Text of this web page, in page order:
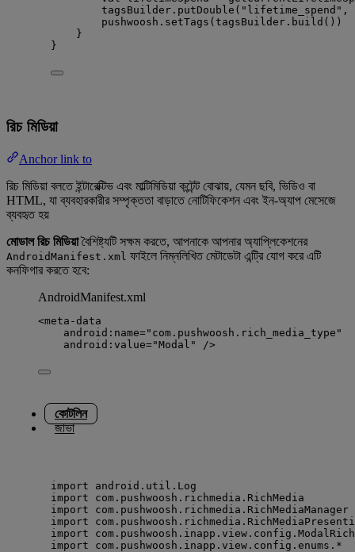
tagsBuilder. putDouble ( "lifetime_spend" ,
pushwoosh. setTags (tagsBuilder. build ())
}
}
রিচ মিডিয়া
Anchor link to
রিচ মিডিয়া বলতে ইন্টারেক্টিভ এবং মাল্টিমিডিয়া কন্টেন্ট বোঝায়, যেমন ছবি, ভিডিও বা
HTML, যা ব্যবহারকারীর সম্পৃক্ততা বাড়াতে নোটিফিকেশন এবং ইন-অ্যাপ মেসেজে
ব্যবহৃত হয়
মোডাল রিচ মিডিয়াবৈশিষ্ট্যটি সক্ষম করতে, আপনাকে আপনার অ্যাপ্লিকেশনের
AndroidManifest.xml ফাইলে নিম্নলিখিত মেটাডেটা এন্ট্রি যোগ করে এটি
কনফিগার করতে হবে:
AndroidManifest.xml
<meta-data
android:name=" com.pushwoosh.rich_media_type "
android:value="Modal " />
কোটলিন
জাভা
import android.util.Log
import com.pushwoosh.richmedia.RichMedia
import com.pushwoosh.richmedia.RichMediaManager
import
import
import com.pushwoosh.inapp.view.config.enums. *